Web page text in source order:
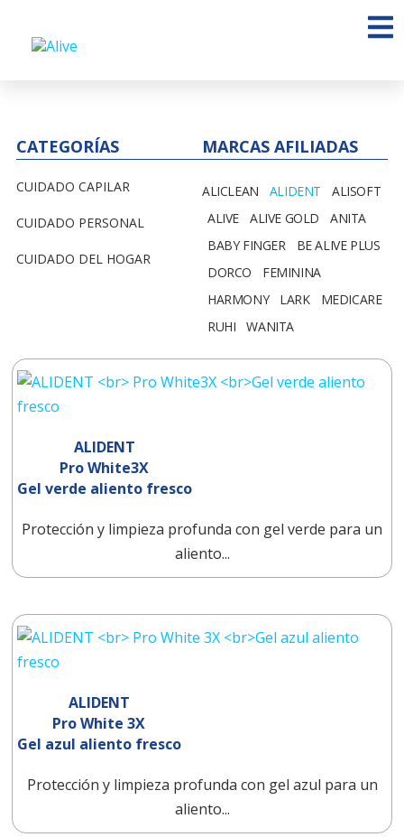
CATEGORÍAS
CUIDADO CAPILAR
CUIDADO PERSONAL
CUIDADO DEL HOGAR
MARCAS AFILIADAS
ALICLEAN ALIDENT
ALISOFT
ALIVE
ALIVE GOLD
ANITA
BABY FINGER
BE ALIVE PLUS
DORCO
FEMININA
HARMONY
LARK
MEDICARE
RUHI
WANITA
ALIDENT
Pro White3X
Gel verde aliento fresco
Protección y limpieza profunda con gel verde para un
aliento...
ALIDENT
Pro White 3X
Gel azul aliento fresco
Protección y limpieza profunda con gel azul para un
aliento...